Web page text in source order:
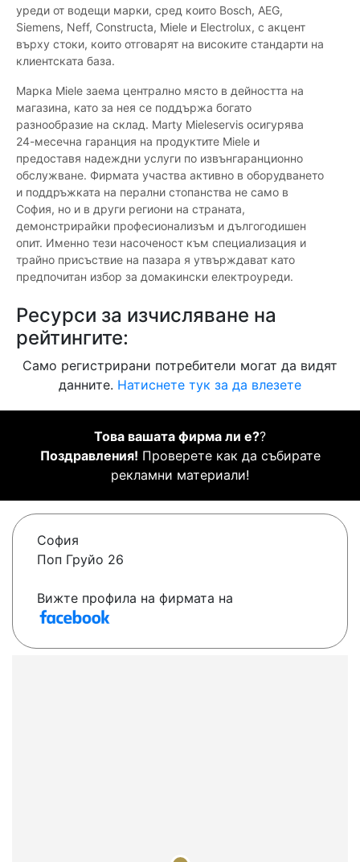
уреди от водещи марки, сред които Bosch, AEG,
Siemens, Neff, Constructa, Miele и Electrolux, с акцент
върху стоки, които отговарят на високите стандарти на
клиентската база.
Марка Miele заема централно място в дейността на
магазина, като за нея се поддържа богато
разнообразие на склад. Marty Mieleservis осигурява
24-месечна гаранция на продуктите Miele и
предоставя надеждни услуги по извънгаранционно
обслужване. Фирмата участва активно в оборудването
и поддръжката на перални стопанства не само в
София, но и в други региони на страната,
демонстрирайки професионализъм и дългогодишен
опит. Именно тези насоченост към специализация и
трайно присъствие на пазара я утвърждават като
предпочитан избор за домакински електроуреди.
Ресурси за изчисляване на
рейтингите:
Само регистрирани потребители могат да видят
данните. Натиснете тук за да влезете
Това вашата фирма ли е??
Поздравления! Проверете как да събирате
рекламни материали!
София
Поп Груйо 26
Вижте профила на фирмата на